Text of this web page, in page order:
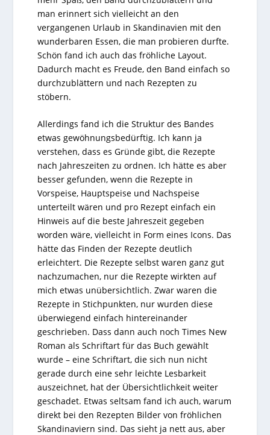
man erinnert sich vielleicht an den
vergangenen Urlaub in Skandinavien mit den
wunderbaren Essen, die man probieren durfte.
Schön fand ich auch das fröhliche Layout.
Dadurch macht es Freude, den Band einfach so
durchzublättern und nach Rezepten zu
stöbern.
Allerdings fand ich die Struktur des Bandes
etwas gewöhnungsbedürftig. Ich kann ja
verstehen, dass es Gründe gibt, die Rezepte
nach Jahreszeiten zu ordnen. Ich hätte es aber
besser gefunden, wenn die Rezepte in
Vorspeise, Hauptspeise und Nachspeise
unterteilt wären und pro Rezept einfach ein
Hinweis auf die beste Jahreszeit gegeben
worden wäre, vielleicht in Form eines Icons. Das
hätte das Finden der Rezepte deutlich
erleichtert. Die Rezepte selbst waren ganz gut
nachzumachen, nur die Rezepte wirkten auf
mich etwas unübersichtlich. Zwar waren die
Rezepte in Stichpunkten, nur wurden diese
überwiegend einfach hintereinander
geschrieben. Dass dann auch noch Times New
Roman als Schriftart für das Buch gewählt
wurde – eine Schriftart, die sich nun nicht
gerade durch eine sehr leichte Lesbarkeit
auszeichnet, hat der Übersichtlichkeit weiter
geschadet. Etwas seltsam fand ich auch, warum
direkt bei den Rezepten Bilder von fröhlichen
Skandinaviern sind. Das sieht ja nett aus, aber